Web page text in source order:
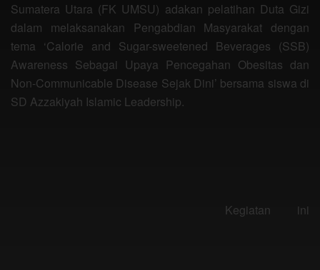
Sumatera Utara (FK UMSU) adakan pelatihan Duta Gizi
dalam melaksanakan Pengabdian Masyarakat dengan
tema ‘Calorie and Sugar-sweetened Beverages (SSB)
Awareness Sebagai Upaya Pencegahan Obesitas dan
Non-Communicable Disease Sejak Dini’ bersama siswa di
SD Azzakiyah Islamic Leadership.
Kegiatan ini